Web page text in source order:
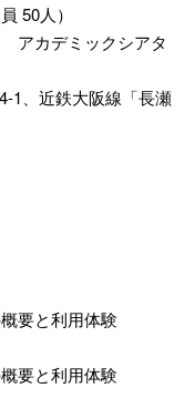
50人）
カデミックシアタ
近鉄大阪線「長瀬
要と利用体験
要と利用体験